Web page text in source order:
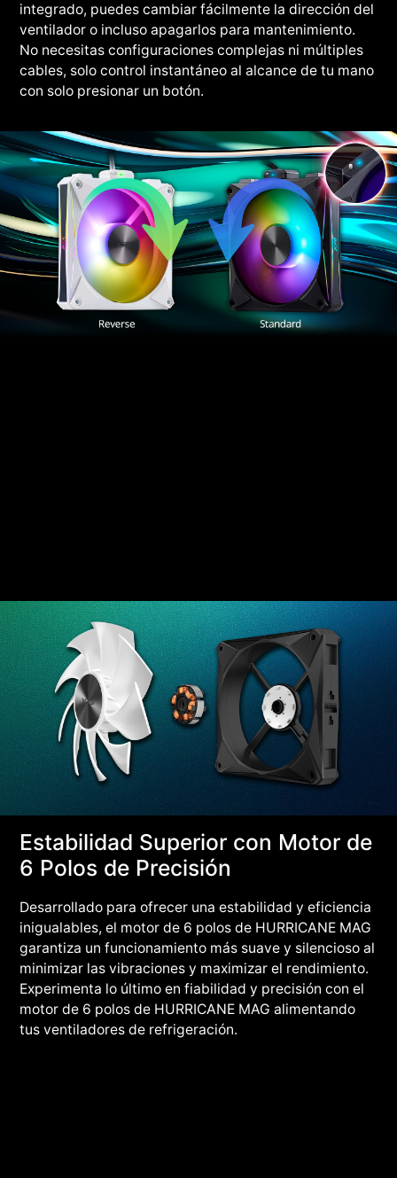
integrado, puedes cambiar fácilmente la dirección del
ventilador o incluso apagarlos para mantenimiento.
No necesitas configuraciones complejas ni múltiples
cables, solo control instantáneo al alcance de tu mano
con solo presionar un botón.
Estabilidad Superior con Motor de
6 Polos de Precisión
Desarrollado para ofrecer una estabilidad y eficiencia
inigualables, el motor de 6 polos de HURRICANE MAG
garantiza un funcionamiento más suave y silencioso al
minimizar las vibraciones y maximizar el rendimiento.
Experimenta lo último en fiabilidad y precisión con el
motor de 6 polos de HURRICANE MAG alimentando
tus ventiladores de refrigeración.